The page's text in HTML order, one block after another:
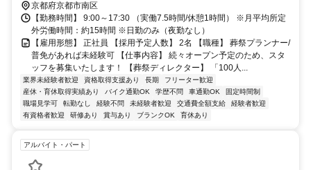
市）より車で11分 西京極駅（京都市右京区）より車で10分 車・マイ
カー通勤OK（駐車場完備） ★現状は本社（京都府相楽郡精華町植田
寺東5-2）に出勤して各ホールへ移動となります。
京都府京都市南区
【勤務時間】 9:00～17:30 （実働7.5時間/休憩1時間） ※月平均所定
外労働時間：約15時間 ※日勤のみ（夜勤なし）
【雇用形態】 正社員 【採用予定人数】 2名 【職種】 葬祭プランナー/
普免があれば未経験可 【仕事内容】 続々オープン予定のため、スタ
ッフを募集いたします！ 【葬祭ディレクター】 「100人...
業界未経験者歓迎 資格取得支援あり 長期
フリーター歓迎
産休・育休取得実績あり
バイク通勤OK 学歴不問 車通勤OK
固定時間制
職場見学可
転勤なし 経験不問 未経験者歓迎 交通費全額支給
経験者歓迎
有資格者歓迎
研修あり 賞与あり ブランクOK 育休あり
アルバイト・パート